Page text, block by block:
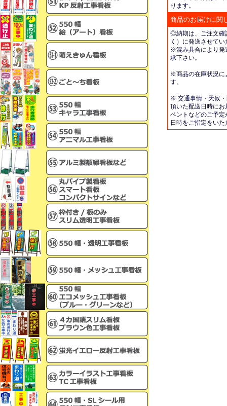
ります。
商品のお届けに関
◎納期は、ご注文確
く）に発送させて
※混み具合により発
承下さい。
※商品の在庫状況に
す。
※ 交通事情・天候
頂いた配送日時に
ベントなどのご予
日時をご指定をい